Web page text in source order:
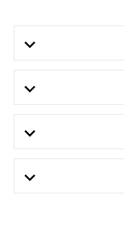



